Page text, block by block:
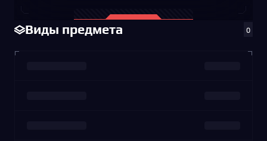
Виды предмета 0